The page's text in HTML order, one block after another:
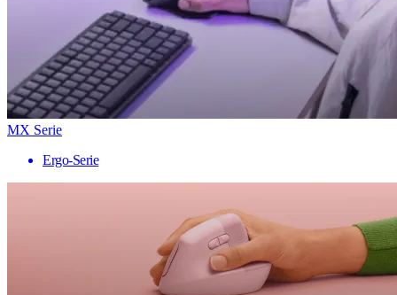
MX Serie
Ergo-Serie